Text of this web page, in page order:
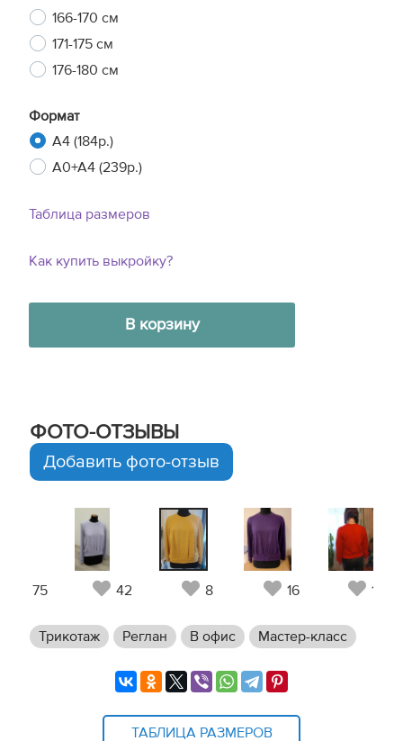
166-170 см
171-175 см
176-180 см
Формат
A4 (184р.)
A0+A4 (239р.)
Таблица размеров
Как купить выкройку?
В корзину
ФОТО-ОТЗЫВЫ
Добавить фото-отзыв
75 42 8 16 18
Трикотаж Реглан В офис Мастер-класс
ТАБЛИЦА РАЗМЕРОВ